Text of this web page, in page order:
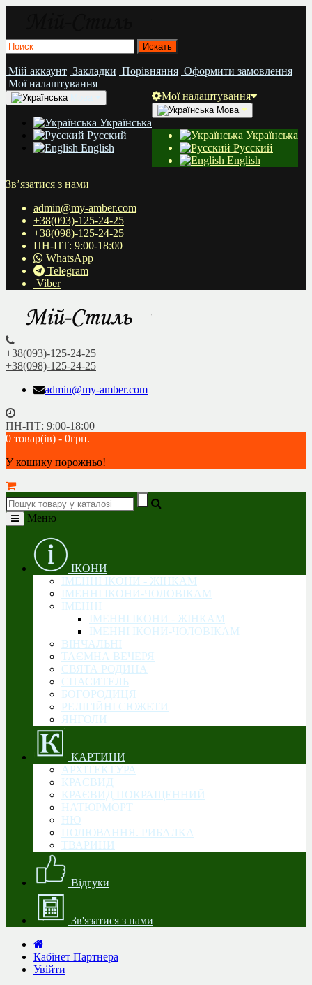
Мій аккаунт Закладки Порівняння Оформити замовлення
Мої налаштування
Українська
Русский
English
Мої налаштування
Мова
Українська
Русский
English
Зв’язатися з нами
admin@my-amber.com
+38(093)-125-24-25
+38(098)-125-24-25
ПН-ПТ: 9:00-18:00
WhatsApp
Telegram
Viber
+38(093)-125-24-25
+38(098)-125-24-25
admin@my-amber.com
ПН-ПТ: 9:00-18:00
0 товар(ів) - 0грн.
У кошику порожньо!
Меню
ІКОНИ
ІМЕННІ ІКОНИ - ЖІНКАМ
ІМЕННІ ІКОНИ-ЧОЛОВІКАМ
ІМЕННІ
ІМЕННІ ІКОНИ - ЖІНКАМ
ІМЕННІ ІКОНИ-ЧОЛОВІКАМ
ВІНЧАЛЬНІ
ТАЄМНА ВЕЧЕРЯ
СВЯТА РОДИНА
CПАСИТЕЛЬ
БОГОРОДИЦЯ
РЕЛІГІЙНІ СЮЖЕТИ
ЯНГОЛИ
КАРТИНИ
АРХІТЕКТУРА
КРАЄВИД
КРАЄВИД ПОКРАЩЕННИЙ
НАТЮРМОРТ
НЮ
ПОЛЮВАННЯ. РИБАЛКА
ТВАРИНИ
Відгуки
Зв'язатися з нами
Кабінет Партнера
Увійти